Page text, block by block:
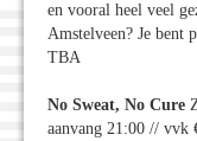
en vooral heel veel
Amstelveen? Je bent
TBA
No Sweat, No Cure
aanvang 21:00 // vvk